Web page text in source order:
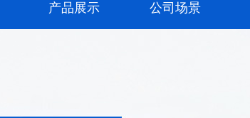
产品展示 公司场景